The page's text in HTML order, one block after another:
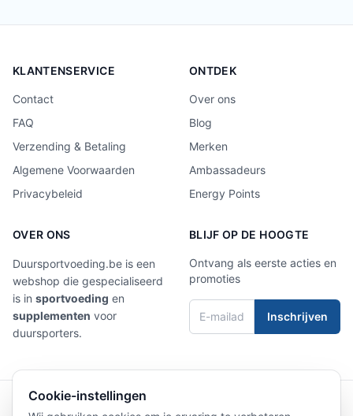
KLANTENSERVICE
Contact
FAQ
Verzending & Betaling
Algemene Voorwaarden
Privacybeleid
ONTDEK
Over ons
Blog
Merken
Ambassadeurs
Energy Points
OVER ONS
Duursportvoeding.be is een
webshop die gespecialiseerd
is in sportvoeding en
supplementen voor
duursporters.
BLIJF OP DE HOOGTE
Ontvang als eerste acties en
promoties
Inschrijven
4,9/5 Laat een review achter
Cookie-instellingen